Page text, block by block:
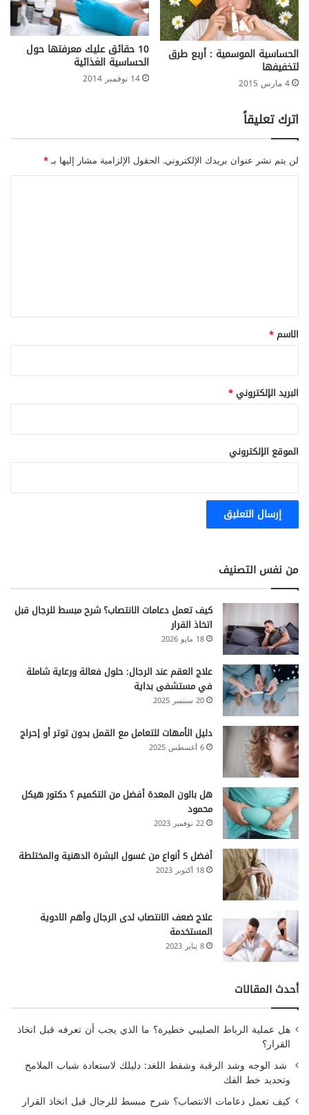
الحساسية الموسمية : أربع طرق
لتخفيفها
4 مارس 2015
10 حقائق عليك معرفتها حول
الحساسية الغذائية
14 نوفمبر 2014
اترك تعليقاً
لن يتم نشر عنوان بريدك الإلكتروني. الحقول الإلزامية مشار إليها بـ*
*
الاسم*
البريد الإلكتروني*
الموقع الإلكتروني
من نفس التصنيف
كيف تعمل دعامات الانتصاب؟ شرح مبسط للرجال قبل
اتخاذ القرار
18 مايو 2026
علاج العقم عند الرجال: حلول فعالة ورعاية شاملة
في مستشفى بداية
20 سبتمبر 2025
دليل الأمهات للتعامل مع القمل بدون توتر أو إحراج
6 أغسطس 2025
هل بالون المعدة أفضل من التكميم ؟ دكتور هيكل
محمود
22 نوفمبر 2023
أفضل 5 أنواع من غسول البشرة الدهنية والمختلطة
18 أكتوبر 2023
علاج ضعف الانتصاب لدى الرجال وأهم الادوية
المستخدمة
8 يناير 2023
أحدث المقالات
هل عملية الرباط الصليبي خطيرة؟ ما الذي يجب أن تعرفه قبل اتخاذ
القرار؟
شد الوجه وشد الرقبة وشفط اللغد: دليلك لاستعادة شباب الملامح
وتحديد خط الفك
كيف تعمل دعامات الانتصاب؟ شرح مبسط للرجال قبل اتخاذ القرار